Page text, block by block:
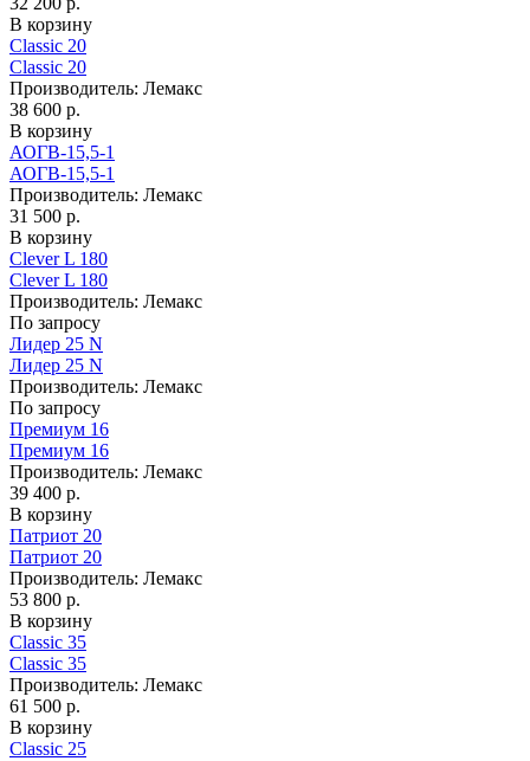
В корзину
Classic 20
Classic 20
Производитель: Лемакс
38 600 р.
В корзину
АОГВ-15,5-1
АОГВ-15,5-1
Производитель: Лемакс
31 500 р.
В корзину
Clever L 180
Clever L 180
Производитель: Лемакс
По запросу
Лидер 25 N
Лидер 25 N
Производитель: Лемакс
По запросу
Премиум 16
Премиум 16
Производитель: Лемакс
39 400 р.
В корзину
Патриот 20
Патриот 20
Производитель: Лемакс
53 800 р.
В корзину
Classic 35
Classic 35
Производитель: Лемакс
61 500 р.
В корзину
Classic 25